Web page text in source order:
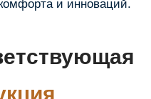
и инноваций.